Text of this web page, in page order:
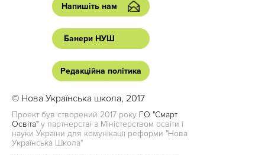
Напишіть нам
Банери НУШ
Редакційна політика
© Нова Українська школа, 2017
Проект був створений 2017 року ГО "Смарт
Освіта" у партнерстві з Міністерством освіти і
науки України для комунікації реформи "Нова
Українська Школа"